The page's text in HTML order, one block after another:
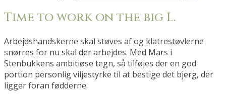
Time to work on the big L.
Arbejdshandskerne skal støves af og klatrestøvlerne
snørres for nu skal der arbejdes. Med Mars i
Stenbukkens ambitiøse tegn, så tilføjes der en god
portion personlig viljestyrke til at bestige det bjerg, der
ligger foran fødderne.